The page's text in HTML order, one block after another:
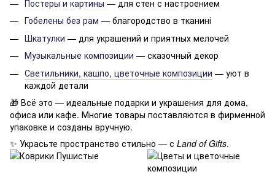
Постеры и картины — для стен с настроением
Гобелены без рам — благородство в тканині
Шкатулки — для украшений и приятных мелочей
Музыкальные композиции — сказочный декор
Светильники, кашпо, цветочные композиции — уют в
каждой детали
🎁 Всё это — идеальные подарки и украшения для дома,
офиса или кафе. Многие товары поставляются в фирменной
упаковке и созданы вручную.
✨ Украсьте пространство стильно — с Land of Gifts.